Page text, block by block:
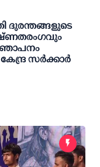
ദുരന്തങ്ങളുടെ
സര്‍ക്കാര്‍